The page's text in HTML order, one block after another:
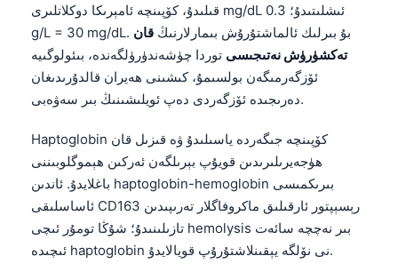
قىلىدۇ، كۆپىنچە ئامېرىكا دوكلاتلىرى mg/dL ئىشلىتىدۇ؛ 0.3
g/L = 30 mg/dL. بۇ بىرلىك ئالماشتۇرۇش بىمارلارنىڭ قان
تەكشۈرۈش نەتىجىسى توردا چۈشەندۈرۈلگەندە، بىئولوگىيە
ئۆزگەرمىگەن بولسىمۇ، كىشىنى ھەيران قالدۇرىدىغان
دەرىجىدە ئۆزگەردى دەپ ئويلىشىنىڭ بىر سەۋەبى.
Haptoglobin كۆپىنچە جىگەردە ياسىلىدۇ ۋە قىزىل قان
ھۈجەيرىلىرىدىن قويۇپ بېرىلگەن ئەركىن ھېموگلوبىننى
باغلايدۇ. ئاندىن haptoglobin-hemoglobin بىرىكمىسى
ئاساسلىقى CD163 رېسېپتور ئارقىلىق ماكروفاگلار تەرىپىدىن
تازىلىنىدۇ؛ شۇڭا تومۇر ئىچى hemolysis بىر نەچچە سائەت
ئىچىدە haptoglobin نى نۆلگە يېقىنلاشتۇرۇپ قويالايدۇ.